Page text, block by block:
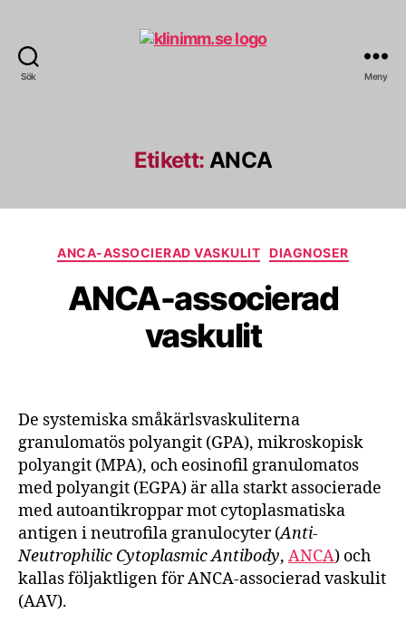
Sök Meny
Etikett: ANCA
Kategorier
ANCA-ASSOCIERAD VASKULIT DIAGNOSER
ANCA-associerad
vaskulit
De systemiska småkärlsvaskuliterna
granulomatös polyangit (GPA), mikroskopisk
polyangit (MPA), och eosinofil granulomatos
med polyangit (EGPA) är alla starkt associerade
med autoantikroppar mot cytoplasmatiska
antigen i neutrofila granulocyter (Anti-
Neutrophilic Cytoplasmic Antibody, ANCA) och
kallas följaktligen för ANCA-associerad vaskulit
(AAV).